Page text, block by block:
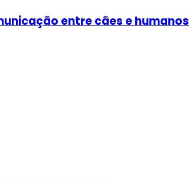
entre cães e humanos